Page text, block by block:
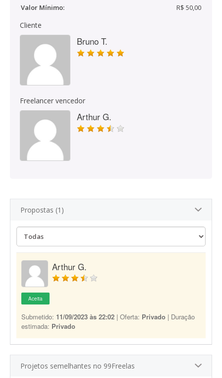
Valor Mínimo:
R$ 50,00
Cliente
Bruno T.
Freelancer vencedor
Arthur G.
Propostas (1)
Arthur G.
Aceita
Submetido: 11/09/2023 às 22:02 | Oferta: Privado | Duração
estimada: Privado
Projetos semelhantes no 99Freelas